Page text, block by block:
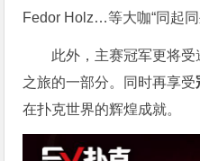
Fedor Holz…等大咖“同起同
此外，主赛冠军更将受
之旅的一部分。同时再享受
在扑克世界的辉煌成就。